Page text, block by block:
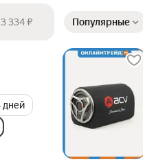
334 ₽
дней
Популярные